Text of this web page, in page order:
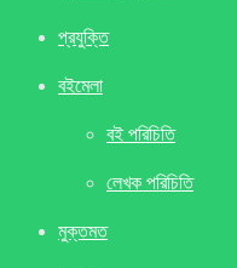
প্রযুক্তি
বইমেলা
বই পরিচিতি
লেখক পরিচিতি
মুক্তমত